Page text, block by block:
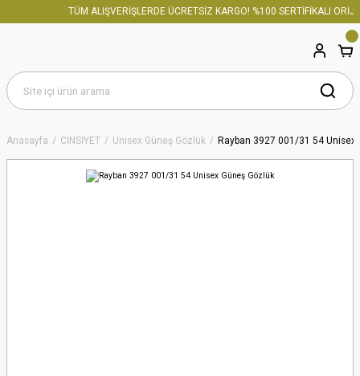
TÜM ALIŞVERİŞLERDE ÜCRETSİZ KARGO! %100 SERTİFİKALI
Anasayfa CİNSİYET Unisex Güneş Gözlük Rayban 3927 001/31 54 Unisex